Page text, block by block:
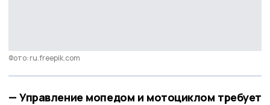
Фото: ru.freepik.com
— Управление мопедом и мотоциклом требует